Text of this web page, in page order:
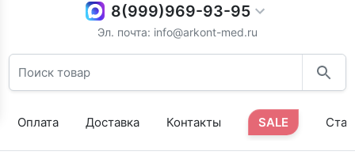
8(999)969-93-95
Эл. почта: info@arkont-med.ru
Оплата Доставка Контакты SALE